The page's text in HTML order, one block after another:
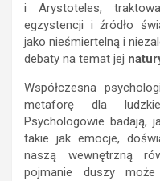
i Arystoteles,
egzystencji i źródło
jako nieśmiertelną i
debaty na temat jej
Współczesna
metaforę dla
Psychologowie badają,
takie jak emocje,
naszą wewnętrzną
pojmanie duszy może